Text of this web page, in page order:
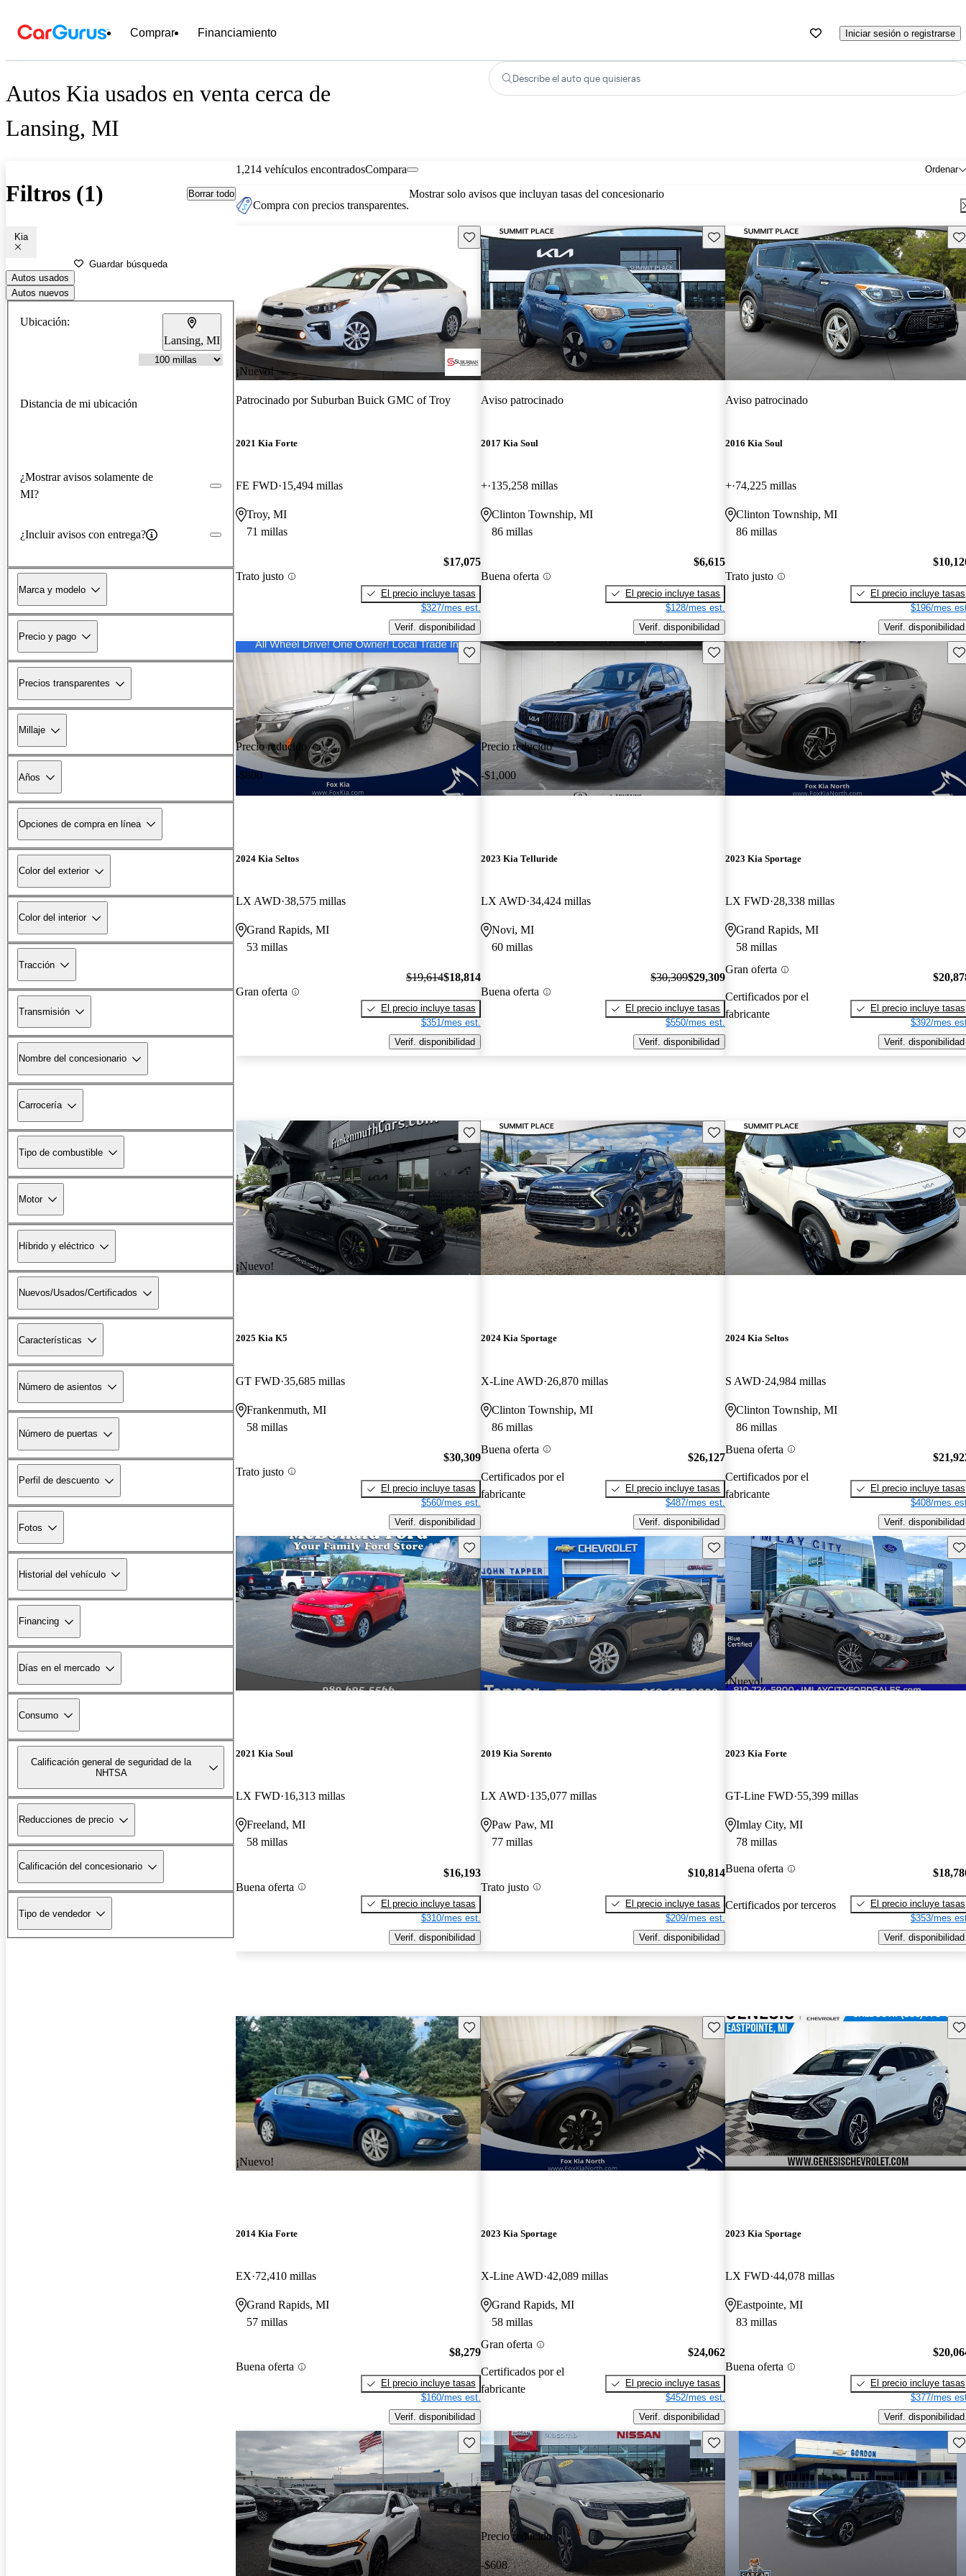
Comprar Financiamiento Iniciar sesión o registrarse
Autos Kia usados en venta cerca de
Lansing, MI
Describe el auto que quisieras
Filtros (1) Borrar todo
Kia
Guardar búsqueda
Autos usados
Autos nuevos
Ubicación:
Lansing, MI
Distancia de mi ubicación
¿Mostrar avisos solamente de
MI?
¿Incluir avisos con entrega?
Marca y modelo
Precio y pago
Precios transparentes
Millaje
Años
Opciones de compra en línea
Color del exterior
Color del interior
Tracción
Transmisión
Nombre del concesionario
Carrocería
Tipo de combustible
Motor
Híbrido y eléctrico
Nuevos/Usados/Certificados
Características
Número de asientos
Número de puertas
Perfil de descuento
Fotos
Historial del vehículo
Financing
Días en el mercado
Consumo
Calificación general de seguridad de la
NHTSA
Reducciones de precio
Calificación del concesionario
Tipo de vendedor
1,214 vehículos encontrados Ordenar
Compara
Compra con precios transparentes.
Mostrar solo avisos que incluyan tasas del concesionario
¡Nuevo!
Guarda este Aviso
Patrocinado por Suburban Buick GMC of Troy
2021 Kia Forte
FE FWD 15,494 millas
Troy, MI
71 millas
Trato justo
$17,075
El precio incluye tasas
$327/mes est.
Verif. disponibilidad
Guarda este Aviso
Aviso patrocinado
2017 Kia Soul
+ 135,258 millas
Clinton Township, MI
86 millas
Buena oferta
$6,615
El precio incluye tasas
$128/mes est.
Verif. disponibilidad
Aviso patrocinado
2016 Kia Soul
+ 74,225 millas
Clinton Township, MI
86 millas
Trato justo
El precio incluye tasas
$196/mes
Verif. disponibilidad
Precio reducido
-$800
Guarda este Aviso
2024 Kia Seltos
LX AWD 38,575 millas
Grand Rapids, MI
53 millas
Gran oferta
$19,614$18,814
El precio incluye tasas
$351/mes est.
Verif. disponibilidad
Precio reducido
-$1,000
Guarda este Aviso
2023 Kia Telluride
LX AWD 34,424 millas
Novi, MI
60 millas
Buena oferta
$30,309$29,309
El precio incluye tasas
$550/mes est.
Verif. disponibilidad
2023 Kia Sportage
LX FWD 28,338 millas
Grand Rapids, MI
58 millas
Gran oferta
Certificados por el
fabricante
El precio incluye tasas
$392/mes
Verif. disponibilidad
¡Nuevo!
Guarda este Aviso
2025 Kia K5
GT FWD 35,685 millas
Frankenmuth, MI
58 millas
Trato justo
$30,309
El precio incluye tasas
$560/mes est.
Verif. disponibilidad
Guarda este Aviso
2024 Kia Sportage
X-Line AWD 26,870 millas
Clinton Township, MI
86 millas
Buena oferta
Certificados por el
fabricante
$26,127
El precio incluye tasas
$487/mes est.
Verif. disponibilidad
2024 Kia Seltos
S AWD 24,984 millas
Clinton Township, MI
86 millas
Buena oferta
Certificados por el
fabricante
El precio incluye tasas
$408/mes
Verif. disponibilidad
Guarda este Aviso
2021 Kia Soul
LX FWD 16,313 millas
Freeland, MI
58 millas
Buena oferta
$16,193
El precio incluye tasas
$310/mes est.
Verif. disponibilidad
Guarda este Aviso
2019 Kia Sorento
LX AWD 135,077 millas
Paw Paw, MI
77 millas
Trato justo
$10,814
El precio incluye tasas
$209/mes est.
Verif. disponibilidad
¡Nuevo!
2023 Kia Forte
GT-Line FWD 55,399 millas
Imlay City, MI
78 millas
Buena oferta
Certificados por terceros
El precio incluye tasas
$353/mes
Verif. disponibilidad
¡Nuevo!
Guarda este Aviso
2014 Kia Forte
EX 72,410 millas
Grand Rapids, MI
57 millas
Buena oferta
$8,279
El precio incluye tasas
$160/mes est.
Verif. disponibilidad
Guarda este Aviso
2023 Kia Sportage
X-Line AWD 42,089 millas
Grand Rapids, MI
58 millas
Gran oferta
Certificados por el
fabricante
$24,062
El precio incluye tasas
$452/mes est.
Verif. disponibilidad
2023 Kia Sportage
LX FWD 44,078 millas
Eastpointe, MI
83 millas
Buena oferta
El precio incluye tasas
$377/mes
Verif. disponibilidad
Guarda este Aviso
Precio reducido
-$608
Guarda este Aviso